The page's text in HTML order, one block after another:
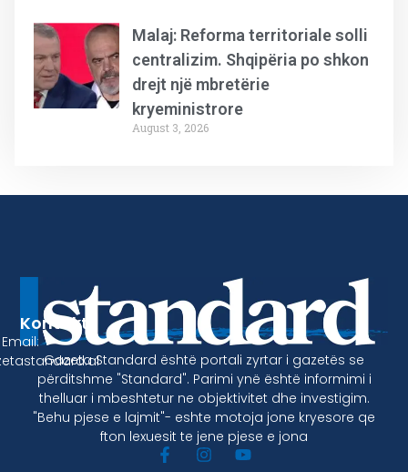
Malaj: Reforma territoriale solli
centralizim. Shqipëria po shkon
drejt një mbretërie
kryeministrore
August 3, 2026
Gazeta Standard është portali zyrtar i gazetës se
përditshme "Standard". Parimi ynë është informimi i
thelluar i mbeshtetur ne objektivitet dhe investigim.
"Behu pjese e lajmit"- eshte motoja jone kryesore qe
fton lexuesit te jene pjese e jona
Kontakt
Email: